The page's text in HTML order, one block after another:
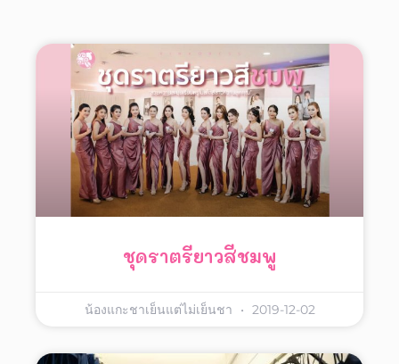
ชุดราตรียาวสีชมพู
น้องแกะชาเย็นแต่ไม่เย็นชา 2019-12-02